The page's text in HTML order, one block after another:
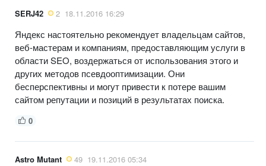
SERJ42 2 18.11.2016 16:29
Яндекс настоятельно рекомендует владельцам сайтов,
веб-мастерам и компаниям, предоставляющим услуги в
области SEO, воздержаться от использования этого и
других методов псевдооптимизации. Они
бесперспективны и могут привести к потере вашим
сайтом репутации и позиций в результатах поиска.
0
Astro Mutant 49 19.11.2016 05:34